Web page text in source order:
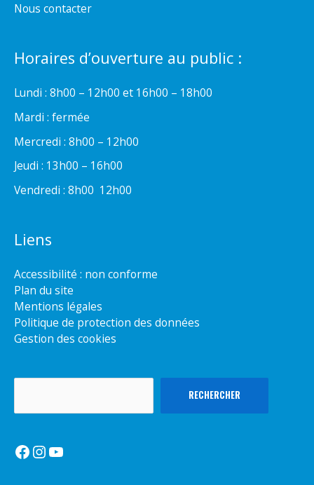
Nous contacter
Horaires d’ouverture au public :
Lundi : 8h00 – 12h00 et 16h00 – 18h00
Mardi : fermée
Mercredi : 8h00 – 12h00
Jeudi : 13h00 – 16h00
Vendredi : 8h00  12h00
Liens
Accessibilité : non conforme
Plan du site
Mentions légales
Politique de protection des données
Gestion des cookies
RECHERCHER
Facebook
Instagram
YouTube